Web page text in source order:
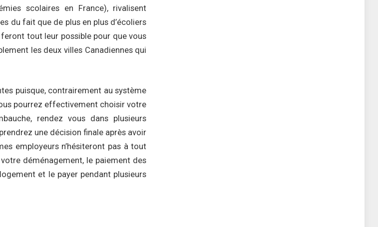
scolaires en France), rivalisent
du fait que de plus en plus d’écoliers
tout leur possible pour que vous
les deux villes Canadiennes qui
puisque, contrairement au système
pourrez effectivement choisir votre
rendez vous dans plusieurs
une décision finale après avoir
employeurs n’hésiteront pas à tout
déménagement, le paiement des
et le payer pendant plusieurs